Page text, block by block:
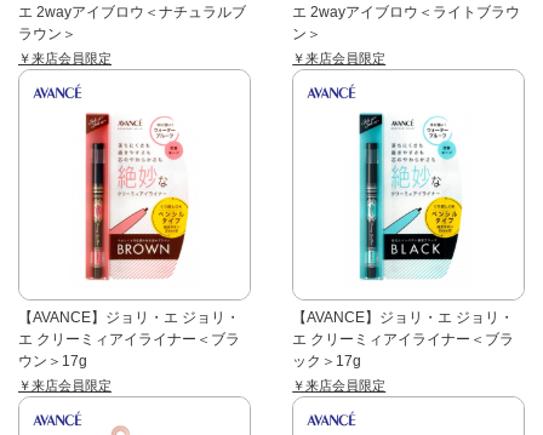
エ 2wayアイブロウ＜ナチュラルブ
ラウン＞
￥来店会員限定
エ 2wayアイブロウ＜ライトブラウ
ン＞
￥来店会員限定
【AVANCE】ジョリ・エ ジョリ・
エ クリーミィアイライナー＜ブラ
ウン＞17g
￥来店会員限定
【AVANCE】ジョリ・エ ジョリ・
エ クリーミィアイライナー＜ブラ
ック＞17g
￥来店会員限定